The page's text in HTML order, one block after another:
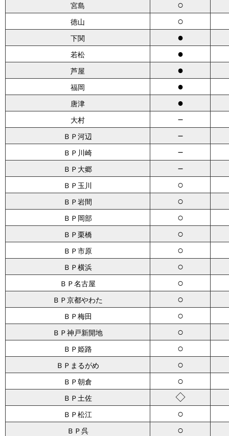
宮島 ○
徳山 ○
下関 ●
若松 ●
芦屋 ●
福岡 ●
唐津 ●
大村 －
ＢＰ河辺 －
ＢＰ川崎 －
ＢＰ大郷 －
ＢＰ玉川 ○
ＢＰ岩間 ○
ＢＰ岡部 ○
ＢＰ栗橋 ○
ＢＰ市原 ○
ＢＰ横浜 ○
ＢＰ名古屋 ○
ＢＰ京都やわた ○
ＢＰ梅田 ○
ＢＰ神戸新開地 ○
ＢＰ姫路 ○
ＢＰまるがめ ○
ＢＰ朝倉 ○
ＢＰ土佐 ◇
ＢＰ松江 ○
ＢＰ呉 ○